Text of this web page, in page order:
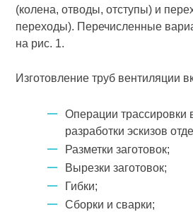
(колена, отводы, отступы) и
переходы). Перечислен­ные
на рис. 1.
Изготовление труб вентиляции
Операции трассировки
разработки эскизов
Размет­ки заготовок;
Вырезки заготовок;
Гибки;
Сборки и сварки;